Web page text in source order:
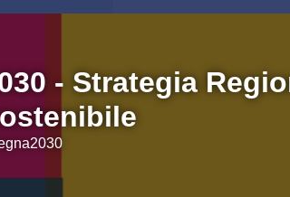
- Strategia